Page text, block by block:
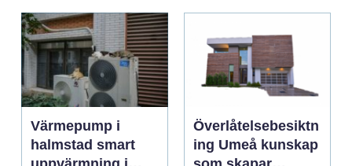
Värmepump i
halmstad smart
Överlåtelsebesiktn
ing Umeå kunskap